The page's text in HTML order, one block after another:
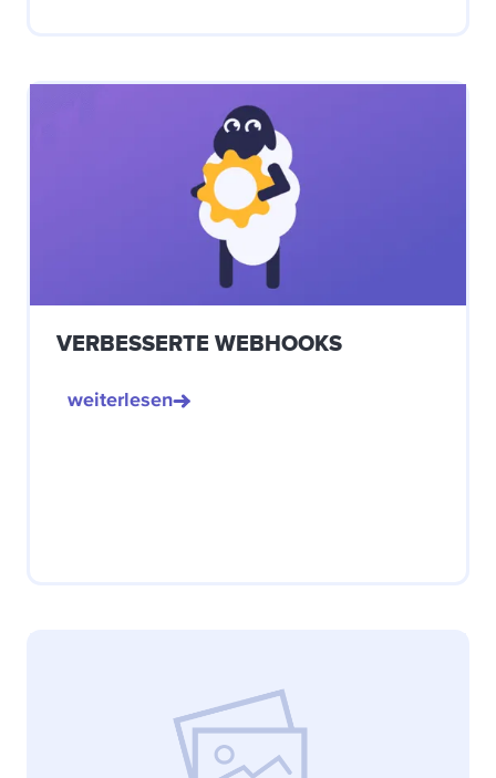
VERBESSERTE WEBHOOKS
weiterlesen